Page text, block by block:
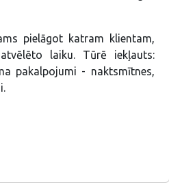
pielāgot katram klientam,
laiku. Tūrē iekļauts:
pakalpojumi - naktsmītnes,